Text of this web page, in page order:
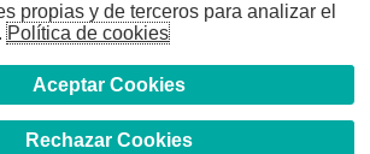
propias y de terceros para analizar el
Política de cookies
Aceptar Cookies
Rechazar Cookies